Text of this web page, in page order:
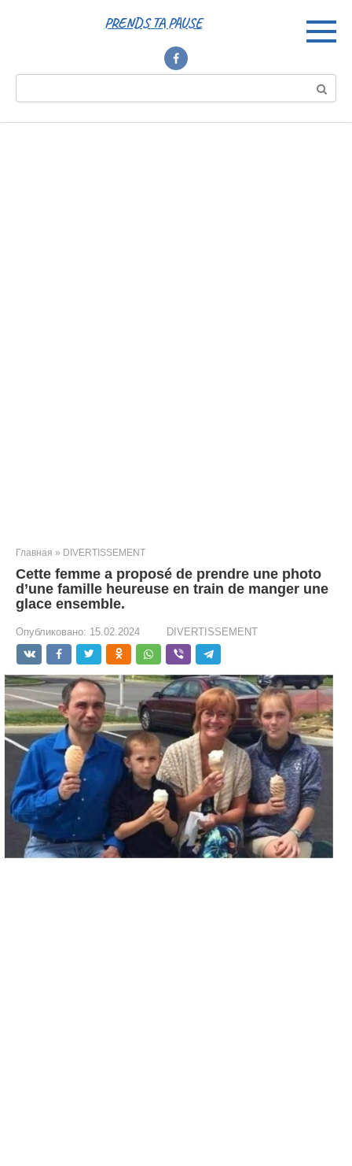
PRENDS TA PAUSE
Главная » DIVERTISSEMENT
Cette femme a proposé de prendre une photo
d’une famille heureuse en train de manger une
glace ensemble.
Опубликовано: 15.02.2024 DIVERTISSEMENT